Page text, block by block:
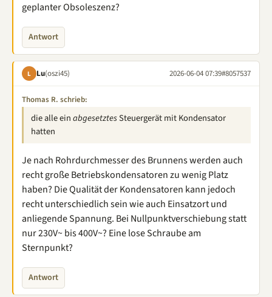
geplanter Obsoleszenz?
Antwort
L Lu(oszi45) 2026-06-04 07:39#8057537
Thomas R. schrieb:
die alle einabgesetztesSteuergerät mit Kondensator
hatten
Je nach Rohrdurchmesser des Brunnens werden auch
recht große Betriebskondensatoren zu wenig Platz
haben? Die Qualität der Kondensatoren kann jedoch
recht unterschiedlich sein wie auch Einsatzort und
anliegende Spannung. Bei Nullpunktverschiebung statt
nur 230V~ bis 400V~? Eine lose Schraube am
Sternpunkt?
Antwort